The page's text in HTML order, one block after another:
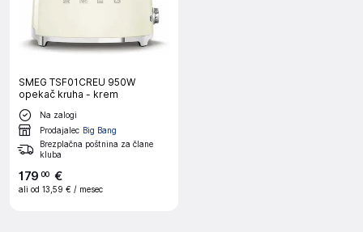
SMEG TSF01CREU 950W
opekač kruha - krem
Na zalogi
Prodajalec Big Bang
Brezplačna poštnina za člane
kluba
179 00 €
ali od 13,59 € / mesec